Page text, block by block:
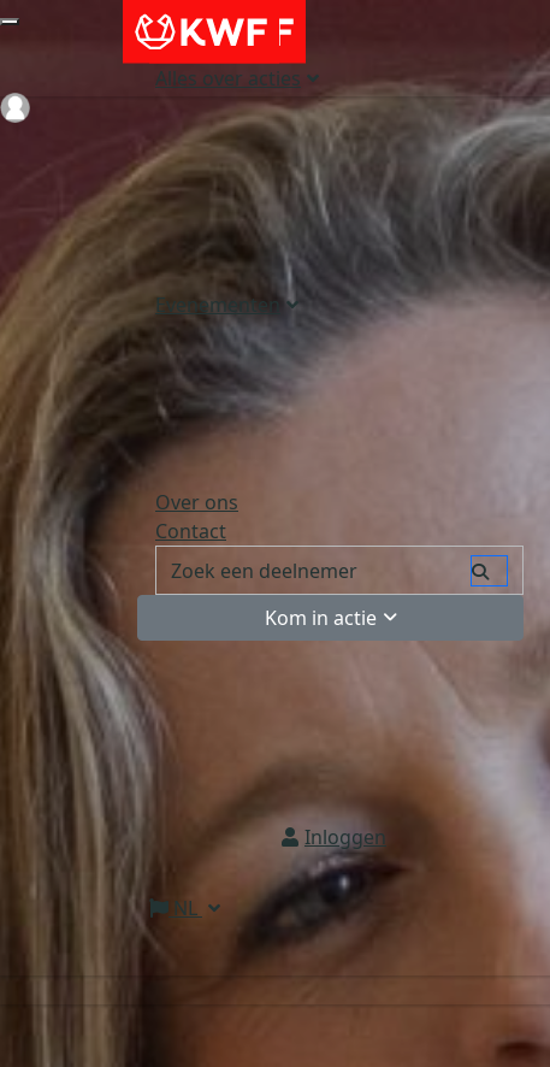
Alles over acties
Evenementen
Over ons
Contact
Kom in actie
Inloggen
NL